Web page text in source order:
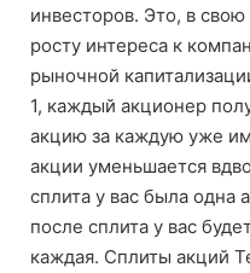
инвесторов. Это, в
росту интереса к
рыночной
1, каждый акционер
акцию за каждую уже
акции уменьшается
сплита у вас была одна
после сплита у вас
каждая. Сплиты акций